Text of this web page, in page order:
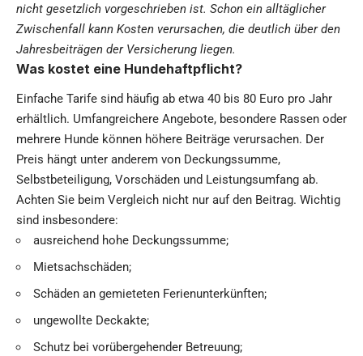
nicht gesetzlich vorgeschrieben ist. Schon ein alltäglicher
Zwischenfall kann Kosten verursachen, die deutlich über den
Jahresbeiträgen der Versicherung liegen.
Was kostet eine Hundehaftpflicht?
Einfache Tarife sind häufig ab etwa 40 bis 80 Euro pro Jahr
erhältlich. Umfangreichere Angebote, besondere Rassen oder
mehrere Hunde können höhere Beiträge verursachen. Der
Preis hängt unter anderem von Deckungssumme,
Selbstbeteiligung, Vorschäden und Leistungsumfang ab.
Achten Sie beim Vergleich nicht nur auf den Beitrag. Wichtig
sind insbesondere:
ausreichend hohe Deckungssumme;
Mietsachschäden;
Schäden an gemieteten Ferienunterkünften;
ungewollte Deckakte;
Schutz bei vorübergehender Betreuung;